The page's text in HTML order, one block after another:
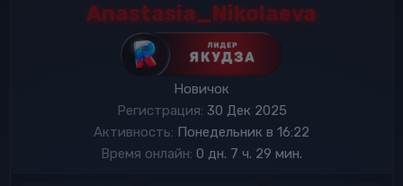
Anastasia_Nikolaeva
Новичок
Регистрация 30 Дек 2025
Активность Понедельник в 16:22
Время онлайн 0 дн. 7 ч. 29 мин.